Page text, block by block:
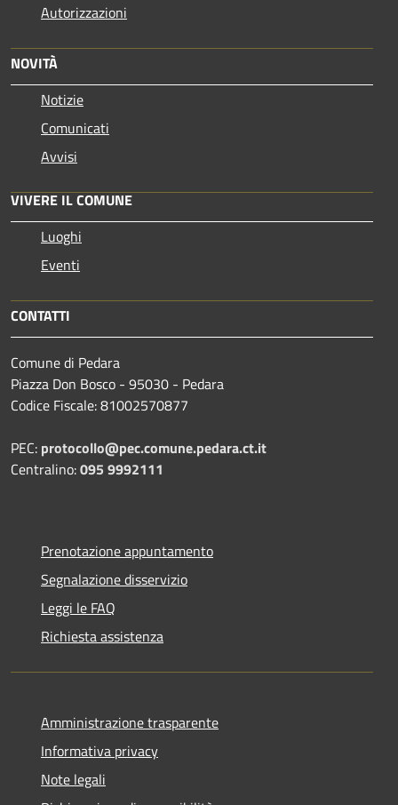
Autorizzazioni
NOVITÀ
Notizie
Comunicati
Avvisi
VIVERE IL COMUNE
Luoghi
Eventi
CONTATTI
Comune di Pedara
Piazza Don Bosco - 95030 - Pedara
Codice Fiscale: 81002570877
PEC: protocollo@pec.comune.pedara.ct.it
Centralino:095 9992111
Prenotazione appuntamento
Segnalazione disservizio
Leggi le FAQ
Richiesta assistenza
Amministrazione trasparente
Informativa privacy
Note legali